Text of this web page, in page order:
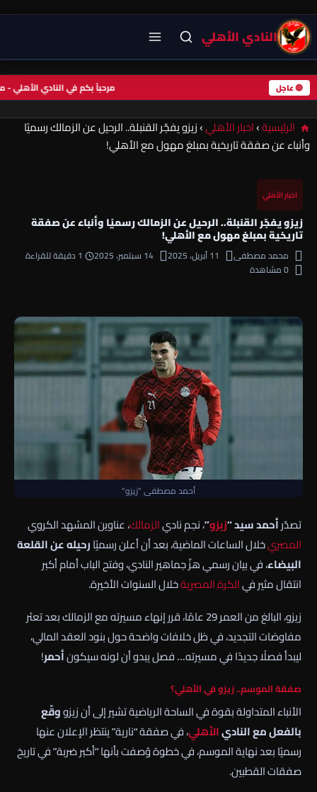
النادي الأهلي
🔴 عاجل مرحباً بكم في النادي
الرئيسية›اخبار الأهلي›زيزو يفجّر القنبلة.. الرحيل عن الزمالك رسميًا
وأنباء عن صفقة تاريخية بمبلغ مهول مع الأهلي!
اخبار الأهلي
زيزو يفجّر القنبلة.. الرحيل عن الزمالك رسميًا وأنباء عن صفقة
تاريخية بمبلغ مهول مع الأهلي!
محمد مصطفى 11 أبريل، 2025 14 سبتمبر، 2025
1 دقيقة للقراءة
0 مشاهدة
أحمد مصطفى "زيزو"
تصدّرأحمد سيد “زيزو”، نجم ناديالزمالك، عناوين المشهد الكروي
المصريخلال الساعات الماضية، بعد أن أعلن رسميًارحيله عن القلعة
البيضاء، في بيان رسمي هزّ جماهير النادي، وفتح الباب أمام أكبر
انتقال مثير فيالكرة المصريةخلال السنوات الأخيرة.
زيزو، البالغ من العمر 29 عامًا، قرر إنهاء مسيرته مع الزمالك بعد تعثر
مفاوضات التجديد، في ظل خلافات واضحة حول بنود العقد المالي،
ليبدأ فصلًا جديدًا في مسيرته… فصل يبدو أن لونه سيكونأحمر!
صفقة الموسم.. زيزو في الأهلي؟
الأنباء المتداولة بقوة في الساحة الرياضية تشير إلى أن زيزووقّع
بالفعل مع الناديالأهلي، في صفقة “نارية” ينتظر الإعلان عنها
رسميًا بعد نهاية الموسم، في خطوة وُصفت بأنها “أكبر ضربة” في تاريخ
صفقات القطبين.